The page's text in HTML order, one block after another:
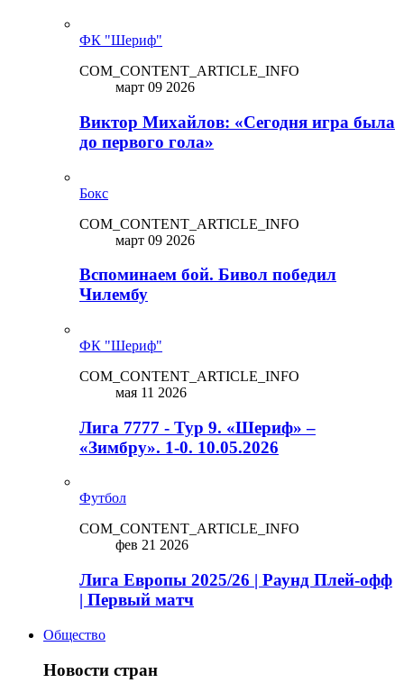
ФК "Шериф"
COM_CONTENT_ARTICLE_INFO
март 09 2026
Виктор Михайлов: «Сегодня игра была
до первого гола»
Бокс
COM_CONTENT_ARTICLE_INFO
март 09 2026
Вспоминаем бой. Бивол победил
Чилембу
ФК "Шериф"
COM_CONTENT_ARTICLE_INFO
мая 11 2026
Лига 7777 - Тур 9. «Шериф» –
«Зимбру». 1-0. 10.05.2026
Футбол
COM_CONTENT_ARTICLE_INFO
фев 21 2026
Лига Европы 2025/26 | Раунд Плей-офф
| Первый матч
Общество
Новости стран